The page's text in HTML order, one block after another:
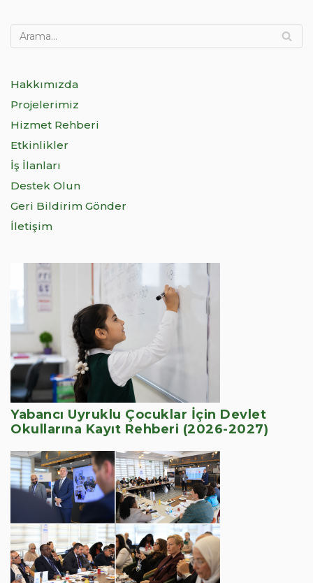
Hakkımızda
Projelerimiz
Hizmet Rehberi
Etkinlikler
İş İlanları
Destek Olun
Geri Bildirim Gönder
İletişim
Yabancı Uyruklu Çocuklar İçin Devlet
Okullarına Kayıt Rehberi (2026-2027)